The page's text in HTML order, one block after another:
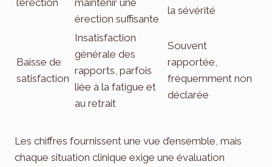
l’érection
maintenir une
érection suffisante
la sévérité
Baisse de
satisfaction
Insatisfaction
générale des
rapports, parfois
liée à la fatigue et
au retrait
Souvent
rapportée,
fréquemment non
déclarée
Les chiffres fournissent une vue d’ensemble, mais
chaque situation clinique exige une évaluation